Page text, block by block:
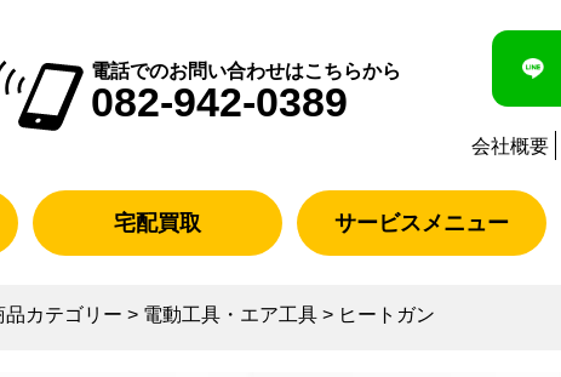
電話でのお問い合わせはこちらから
082-942-0389
会社概要
宅配買取 サービスメニュー
品カテゴリー > 電動工具・エア工具 > ヒートガン